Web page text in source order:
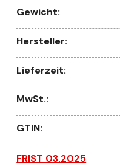
Gewicht:
Hersteller:
Lieferzeit:
MwSt.:
GTIN:
FRIST 03.2025